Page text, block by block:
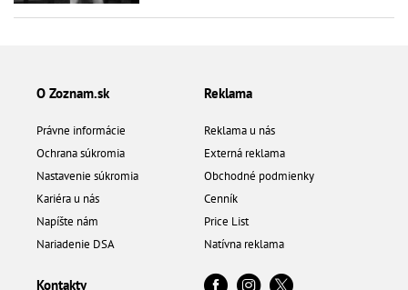
O Zoznam.sk
Právne informácie
Ochrana súkromia
Nastavenie súkromia
Kariéra u nás
Napíšte nám
Nariadenie DSA
Reklama
Reklama u nás
Externá reklama
Obchodné podmienky
Cenník
Price List
Natívna reklama
Kontakty